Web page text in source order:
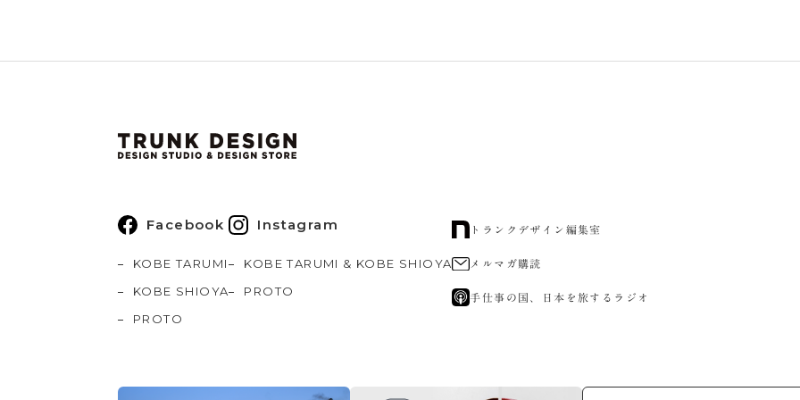
Facebook
KOBE TARUMI
KOBE SHIOYA
PROTO
Instagram
KOBE TARUMI & KOBE SHIOYA
PROTO
トランクデザイン編集室
メルマガ購読
手仕事の国、日本を旅するラジオ